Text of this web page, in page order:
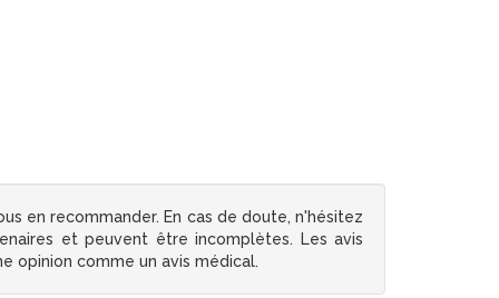
en recommander. En cas de doute, n'hésitez
et peuvent être incomplètes. Les avis
opinion comme un avis médical.